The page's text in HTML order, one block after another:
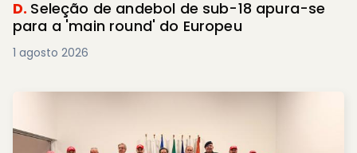
D. Seleção de andebol de sub-18 apura-se
para a 'main round' do Europeu
1 agosto 2026